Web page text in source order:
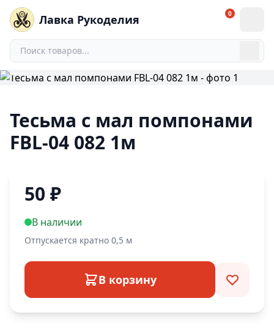
Лавка Рукоделия 0
Тесьма с мал помпонами
FBL-04 082 1м
50 ₽
В наличии
Отпускается кратно 0,5 м
В корзину